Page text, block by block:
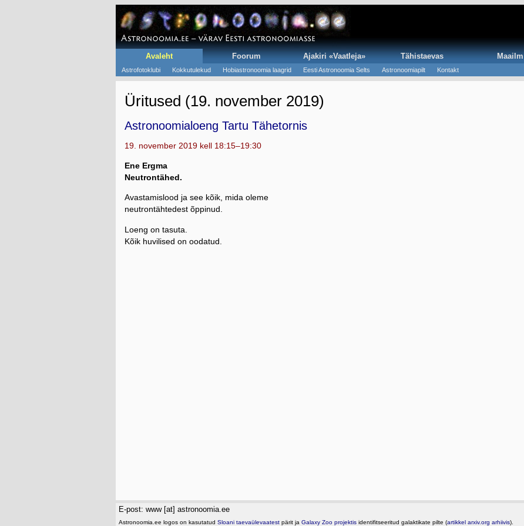
Avaleht Foorum Ajakiri «Vaatleja» Tähistaevas Maailm
Astrofotoklubi Kokkutulekud Hobiastronoomia laagrid Eesti Astronoomia Selts Astronoomiapilt Kontakt
Üritused (19. november 2019)
Astronoomialoeng Tartu Tähetornis
19. november 2019 kell 18:15–19:30
Ene Ergma
Neutrontähed.
Avastamislood ja see kõik, mida oleme
neutrontähtedest õppinud.
Loeng on tasuta.
Kõik huvilised on oodatud.
E-post: www [at] astronoomia.ee
Astronoomia.ee logos on kasutatud Sloani taevaülevaatest pärit ja Galaxy Zoo projektis identifitseeritud galaktikate pilte (artikkel arxiv.org arhiivis).